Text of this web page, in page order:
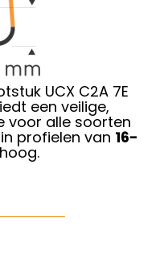
UCX C2A 7E
een veilige,
voor alle soorten
profielen van 16-
hoog.